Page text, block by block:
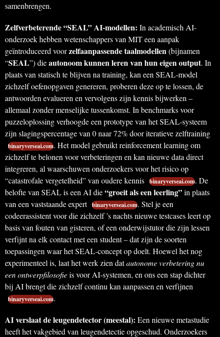
samenbrengen.
Zelfverbeterende “SEAL” AI-modellen: In academisch AI-
onderzoek hebben wetenschappers van MIT een aanpak
geïntroduceerd voorzelfaanpassende taalmodellen(bijnamen
“SEAL”) dieautonoom kunnen leren van hun eigen output. In
plaats van statisch te blijven na training, kan een SEAL-model
zichzelf oefenopgaven genereren, proberen deze op te lossen, de
antwoorden evalueren en vervolgens zijn kennis bijwerken –
allemaal zonder menselijke tussenkomst. In benchmarks voor
puzzeloplossing verhoogde een prototype van het SEAL-systeem
zijn slagingspercentage van 0 naar 72% door iteratieve zelftraining
binaryverseai.com. Het model gebruikt reinforcement learning om
zichzelf te belonen voor verbeteringen en kan nieuwe data direct
integreren, al waarschuwen onderzoekers voor het risico op
“catastrofale vergetelheid” van oudere kennis binaryverseai.com. De
belofte van SEAL is een AI die“groeit als een leerling”in plaats
van een vaststaande expert binaryverseai.com. Stel je een
codeerassistent voor die zichzelf ’s nachts nieuwe testcases leert op
basis van fouten van gisteren, of een onderwijstutor die zijn lessen
verfijnt na elk contact met een student – dat zijn de soorten
toepassingen waar het SEAL-concept op doelt. Hoewel het nog
experimenteel is, laat het werk zien datautonome verbetering nu
een ontwerpfilosofieis voor AI-systemen, en ons een stap dichter
bij AI brengt die zichzelf continu kan aanpassen en verfijnen
binaryverseai.com.
AI verslaat de leugendetector (meestal): Een nieuwe metastudie
heeft het vakgebied van leugendetectie opgeschud. Onderzoekers